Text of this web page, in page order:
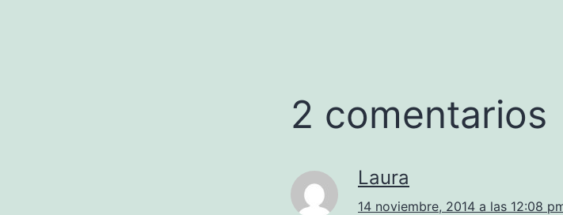
2 comentarios
Laura
14 noviembre, 2014 a las 12:08